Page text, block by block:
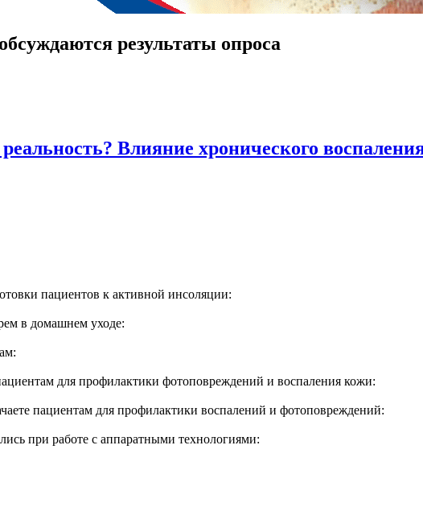
результаты опроса
Влияние хронического
пациентов к активной инсоляции:
в домашнем уходе:
для профилактики фотоповреждений и воспаления кожи:
пациентам для профилактики воспалений и фотоповреждений:
при работе с аппаратными технологиями: